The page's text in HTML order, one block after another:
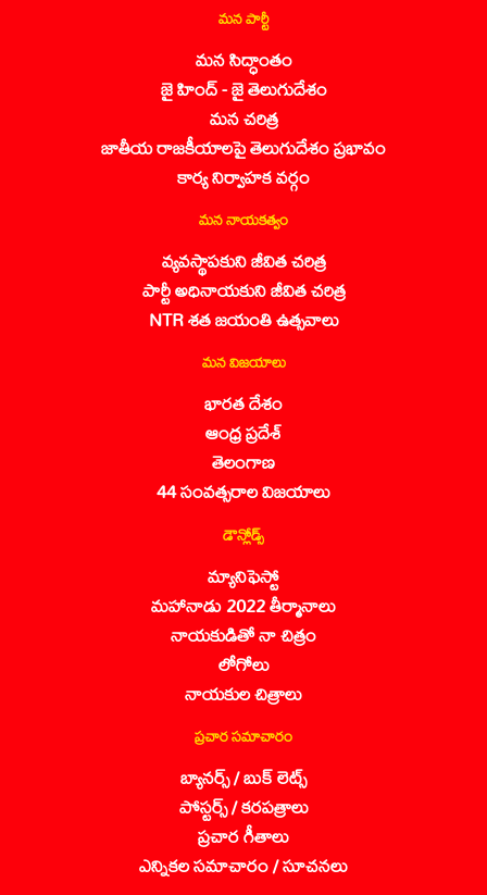
మన పార్టీ
మన సిద్ధాంతం
జై హింద్ - జై తెలుగుదేశం
మన చరిత్ర
జాతీయ రాజకీయాలపై తెలుగుదేశం ప్రభావం
కార్య నిర్వాహక వర్గం
మన నాయకత్వం
వ్యవస్థాపకుని జీవిత చరిత్ర
పార్టీ అధినాయకుని జీవిత చరిత్ర
NTR శత జయంతి ఉత్సవాలు
మన విజయాలు
భారత దేశం
ఆంధ్ర ప్రదేశ్
తెలంగాణ
44 సంవత్సరాల విజయాలు
డౌన్లోడ్స్
మ్యానిఫెస్టో
మహానాడు 2022 తీర్మానాలు
నాయకుడితో నా చిత్రం
లోగోలు
నాయకుల చిత్రాలు
ప్రచార సమాచారం
బ్యానర్స్ / బుక్ లెట్స్
పోస్టర్స్ / కరపత్రాలు
ప్రచార గీతాలు
ఎన్నికల సమాచారం / సూచనలు